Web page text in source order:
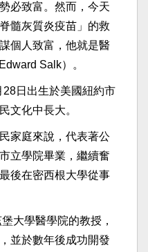
必致富。然而，今天
髓灰質炎疫苗」的救
個人致富，他就是醫
Salk）。
日出生於美國紐約市
文化中長大。
家庭來說，代表著公
立學院畢業，繼續奮
後在密西根大學從事
大學醫學院的教授，
並於數年後成功開發